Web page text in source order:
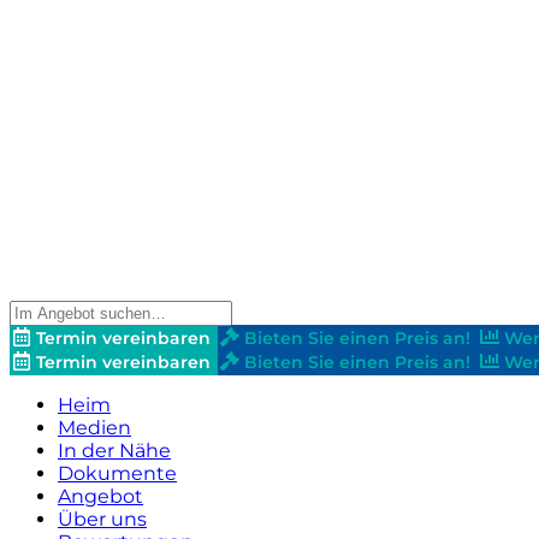
Termin vereinbaren Bieten Sie einen Preis an!
Termin vereinbaren
Bieten Sie einen Preis an!
Heim
Medien
In der Nähe
Dokumente
Angebot
Über uns